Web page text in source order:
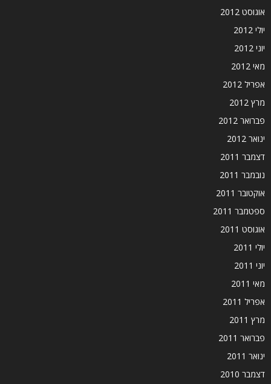
אוגוסט 2012
יולי 2012
יוני 2012
מאי 2012
אפריל 2012
מרץ 2012
פברואר 2012
ינואר 2012
דצמבר 2011
נובמבר 2011
אוקטובר 2011
ספטמבר 2011
אוגוסט 2011
יולי 2011
יוני 2011
מאי 2011
אפריל 2011
מרץ 2011
פברואר 2011
ינואר 2011
דצמבר 2010